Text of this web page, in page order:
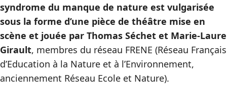
syndrome du manque de nature est vulgarisée
sous la forme d’une pièce de théâtre mise en
scène et jouée par Thomas Séchet et Marie-Laure
Girault, membres du réseau FRENE (Réseau Français
d’Education à la Nature et à l’Environnement,
anciennement Réseau Ecole et Nature).